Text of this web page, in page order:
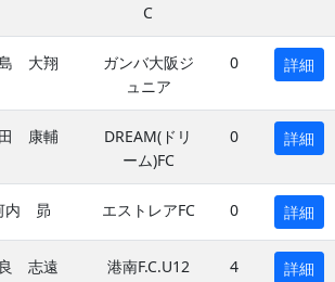
C
大翔
ガンバ大阪ジ
ュニア
0 詳細
康輔
DREAM(ドリ
ーム)FC
0 詳細
内 昴 エストレアFC 0 詳細
志遠 港南F.C.U12 4 詳細